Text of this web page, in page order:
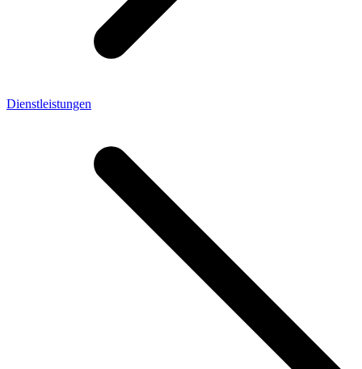
Dienstleistungen